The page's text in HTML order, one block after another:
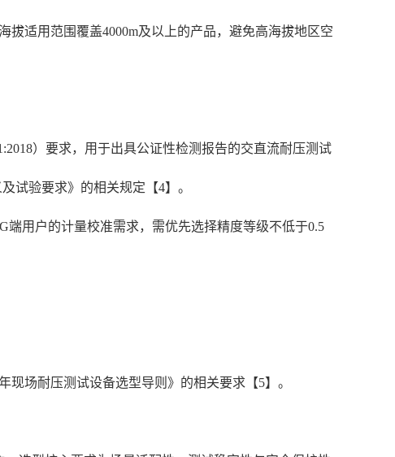
适用范围覆盖4000m及以上的产品，避免高海拔地区空
）要求，用于出具公证性检测报告的交直流耐压测试
试验要求》的相关规定【4】。
端用户的计量校准需求，需优先选择精度等级不低于0.5
场耐压测试设备选型导则》的相关要求【5】。